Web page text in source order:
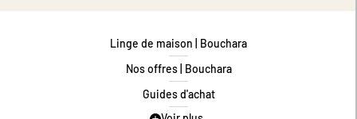
Linge de maison | Bouchara
Nos offres | Bouchara
Guides d'achat